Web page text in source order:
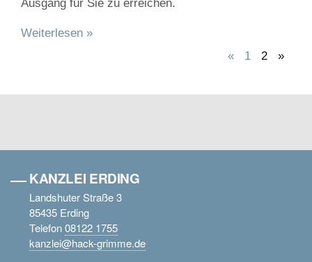
Ausgang für Sie zu erreichen.
Weiterlesen »
«
1 2 »
KANZLEI ERDING
Landshuter Straße 3
85435 Erding
Telefon08122 1755
kanzlei@hack-grimme.de